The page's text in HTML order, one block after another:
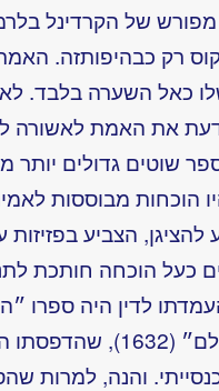
של הקרדינל
רק כבהיפותזה.
כאל השערה בלבד. לא
את האמת לאשורה
שוטים גדולים יותר
הוכחות מבוססות
הצביע בפזיזות
כעל הוכחה חותכת
לדין היה ספרו
שתי השיטות הגדולות של מבנה העולם״
והנה, למרות